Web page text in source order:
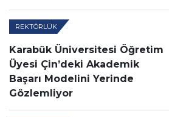
REKTÖRLÜK
Karabük Üniversitesi Öğretim
Üyesi Çin’deki Akademik
Başarı Modelini Yerinde
Gözlemliyor